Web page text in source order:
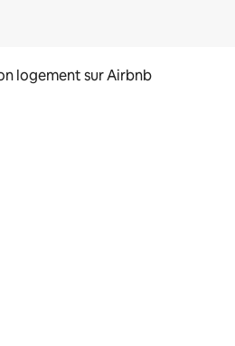
logement sur Airbnb